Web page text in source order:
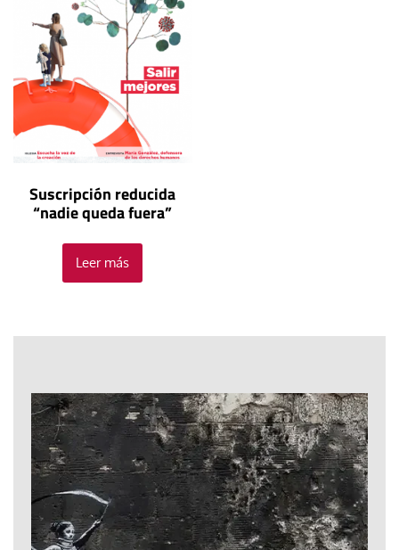
Suscripción reducida
“nadie queda fuera”
Leer más